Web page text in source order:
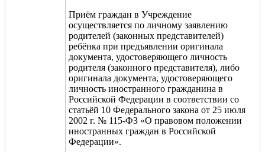
Приём граждан в Учреждение
осуществляется по личному заявлению
родителей (законных представителей)
ребёнка при предъявлении оригинала
документа, удостоверяющего личность
родителя (законного представителя), либо
оригинала документа, удостоверяющего
личность иностранного гражданина в
Российской Федерации в соответствии со
статьёй 10 Федерального закона от 25 июля
2002 г. № 115-ФЗ «О правовом положении
иностранных граждан в Российской
Федерации».